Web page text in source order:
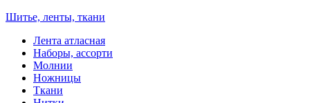
Шитье, ленты, ткани
Лента атласная
Наборы, ассорти
Молнии
Ножницы
Ткани